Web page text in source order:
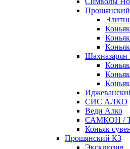
СИС АЛКО
Веди Алко
САМКОН /
Коньяк
Прошянский КЗ
Эксклюзив